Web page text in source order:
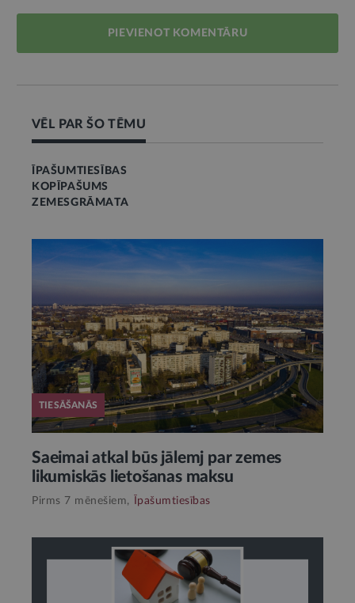
PIEVIENOT KOMENTĀRU
VĒL PAR ŠO TĒMU
ĪPAŠUMTIESĪBAS
KOPĪPAŠUMS
ZEMESGRĀMATA
TIESĀŠANĀS
Saeimai atkal būs jālemj par zemes
likumiskās lietošanas maksu
Pirms 7 mēnešiem, Īpašumtiesības